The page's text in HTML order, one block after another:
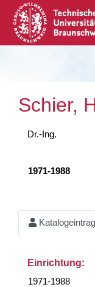
Schier,
Dr.-Ing.
1971-1988
Katalogeintrag
Einrichtung:
1971-1988